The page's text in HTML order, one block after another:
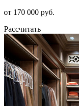
от 170 000 руб.
Рассчитать